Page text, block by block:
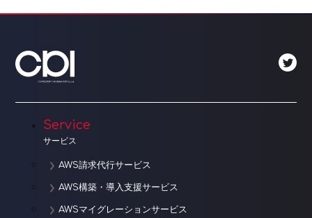
Service
サービス
AWS請求代行サービス
AWS構築・導入支援サービス
AWSマイグレーションサービス